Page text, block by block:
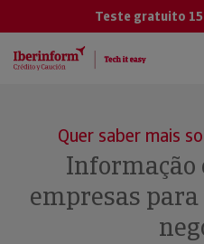
Teste gratuito
Quer saber mais
Informação
empresas